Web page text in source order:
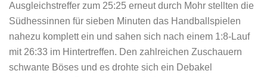
Ausgleichstreffer zum 25:25 erneut durch Mohr stellten die
Südhessinnen für sieben Minuten das Handballspielen
nahezu komplett ein und sahen sich nach einem 1:8-Lauf
mit 26:33 im Hintertreffen. Den zahlreichen Zuschauern
schwante Böses und es drohte sich ein Debakel